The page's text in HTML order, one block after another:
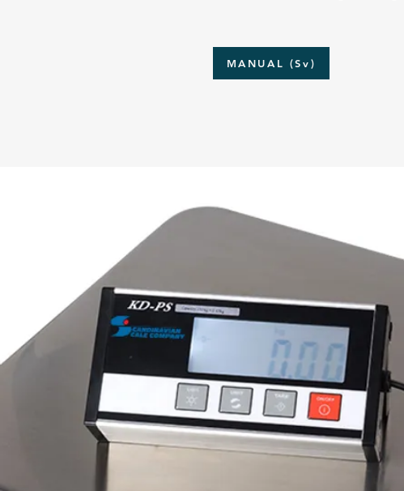
MANUAL (Sv)